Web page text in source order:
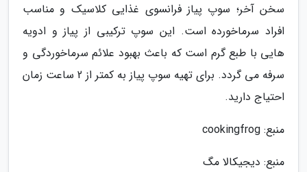
سخن آخر؛ سوپ پیاز فرانسوی غذایی کلاسیک و مناسب
افراد سرماخورده است. این سوپ ترکیبی از پیاز و ادویه
هایی با طبع گرم است که باعث بهبود علائم سرماخوردگی و
سرفه می گردد. برای تهیه سوپ پیاز به کمتر از 2 ساعت زمان
احتیاج دارید.
منبع: cookingfrog
منبع: دیجیکالا مگ